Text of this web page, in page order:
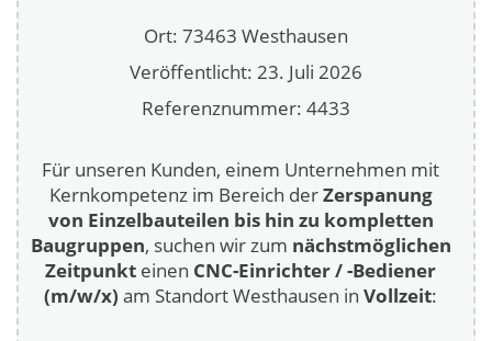
Ort: 73463 Westhausen
Veröffentlicht: 23. Juli 2026
Referenznummer: 4433
Für unseren Kunden, einem Unternehmen mit
Kernkompetenz im Bereich derZerspanung
von Einzelbauteilen bis hin zu kompletten
Baugruppen, suchen wir zum nächstmöglichen
Zeitpunkt einen CNC-Einrichter / -Bediener
(m/w/x) am Standort Westhausen in Vollzeit: